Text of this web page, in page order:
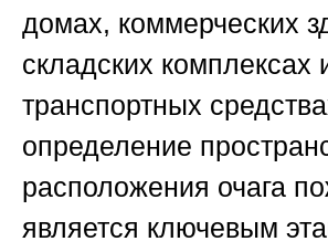
домах, коммерческих
складских комплексах
транспортных
определение
расположения очага
является ключевым